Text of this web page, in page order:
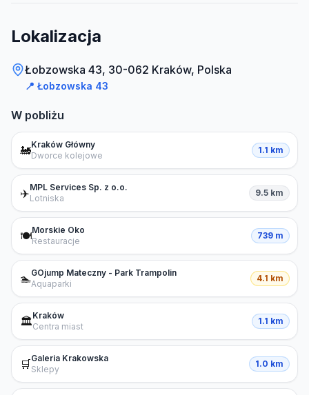
Lokalizacja
Łobzowska 43, 30-062 Kraków, Polska
📍 Łobzowska 43
W pobliżu
🚂Kraków Główny
Dworce kolejowe
1.1 km
✈️MPL Services Sp. z o.o.
Lotniska
9.5 km
🍽️Morskie Oko
Restauracje
739 m
🏊GOjump Mateczny - Park Trampolin
Aquaparki
4.1 km
🏛️Kraków
Centra miast
1.1 km
🛒Galeria Krakowska
Sklepy
1.0 km